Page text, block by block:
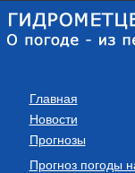
Главная
Новости
Прогнозы
Прогноз погоды